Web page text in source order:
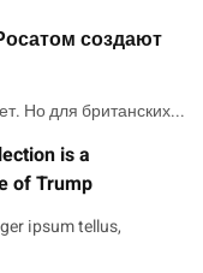
создают
Но для британских...
is a
of Trump
ipsum tellus,